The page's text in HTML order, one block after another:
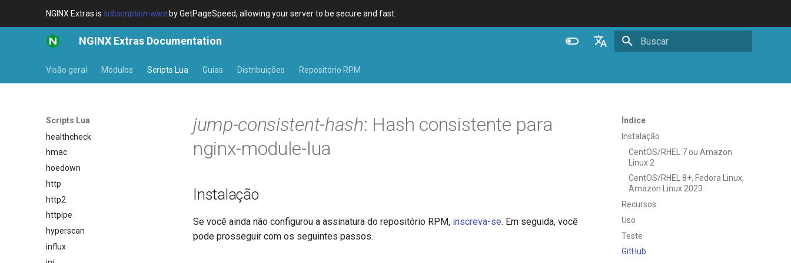
NGINX Extras is subscription-ware by GetPageSpeed, allowing your server to be secure and fast.
NGINX Extras Documentation
Visão geral Módulos Scripts Lua Guias Distribuições Repositório RPM
Scripts Lua
dns-server
dns
etcd
feishu-auth
global-throttle
healthcheck
hmac
hoedown
http
http2
httpipe
hyperscan
influx
Índice
Instalação
CentOS/RHEL 7 ou Amazon
Linux 2
CentOS/RHEL 8+, Fedora Linux,
Amazon Linux 2023
Recursos
Uso
Teste
GitHub
jump-consistent-hash: Hash consistente para
nginx-module-lua
Instalação
Se você ainda não configurou a assinatura do repositório RPM, inscreva-se. Em seguida, você
pode prosseguir com os seguintes passos.